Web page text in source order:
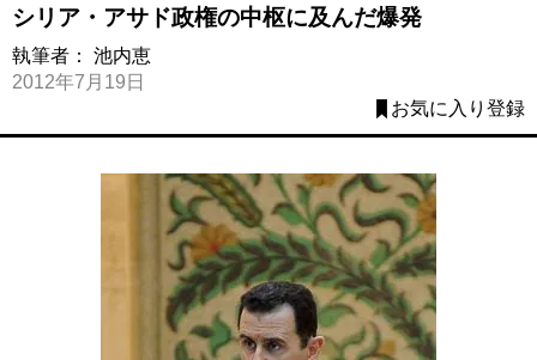
シリア・アサド政権の中枢に及んだ爆発
執筆者： 池内恵
2012年7月19日
お気に入り登録